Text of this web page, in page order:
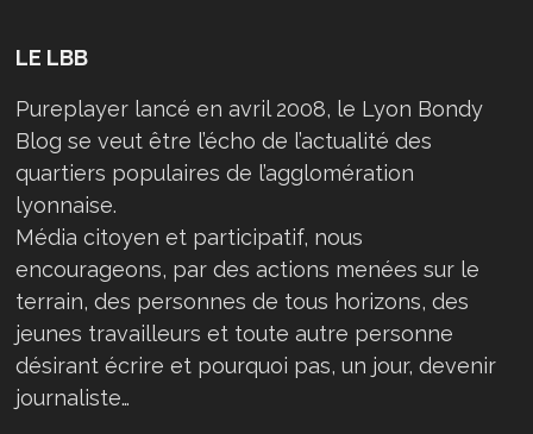
LE LBB
Pureplayer lancé en avril 2008, le Lyon Bondy
Blog se veut être l’écho de l’actualité des
quartiers populaires de l’agglomération
lyonnaise.
Média citoyen et participatif, nous
encourageons, par des actions menées sur le
terrain, des personnes de tous horizons, des
jeunes travailleurs et toute autre personne
désirant écrire et pourquoi pas, un jour, devenir
journaliste…